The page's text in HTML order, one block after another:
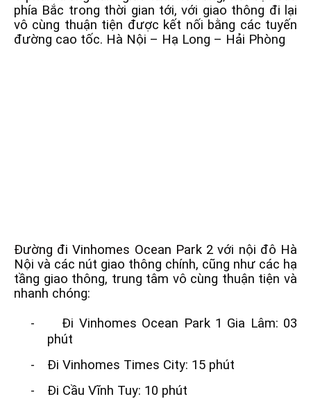
phía Bắc trong thời gian tới, với giao thông đi lại
vô cùng thuận tiện được kết nối bằng các tuyến
đường cao tốc. Hà Nội – Hạ Long – Hải Phòng
Đường đi Vinhomes Ocean Park 2 với nội đô Hà
Nội và các nút giao thông chính, cũng như các hạ
tầng giao thông, trung tâm vô cùng thuận tiện và
nhanh chóng:
-
Đi Vinhomes Ocean Park 1 Gia Lâm: 03
phút
-
Đi Vinhomes Times City: 15 phút
-
Đi Cầu Vĩnh Tuy: 10 phút